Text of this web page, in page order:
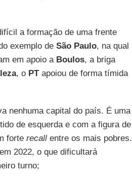
a formação de uma frente
exemplo de São Paulo, na qual
em apoio a Boulos, a briga
, o PTapoiou de forma tímida
nenhuma capital do país. É uma
de esquerda e com a figura de
forte recallentre os mais pobres.
2022, o que dificultará
turno;